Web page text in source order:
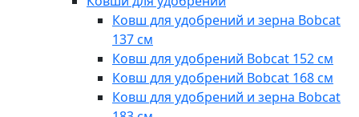
Ковш для удобрений и зерна Bobcat
137 см
Ковш для удобрений Bobcat 152 см
Ковш для удобрений Bobcat 168 см
Ковш для удобрений и зерна Bobcat